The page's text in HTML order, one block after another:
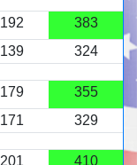
192
383
139 324
179
355
171 329
201
410